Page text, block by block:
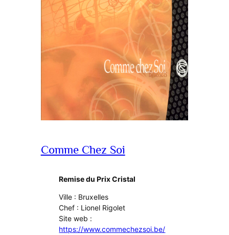
Comme Chez Soi
Remise du Prix Cristal
Ville : Bruxelles
Chef : Lionel Rigolet
Site web :
https://www.commechezsoi.be/